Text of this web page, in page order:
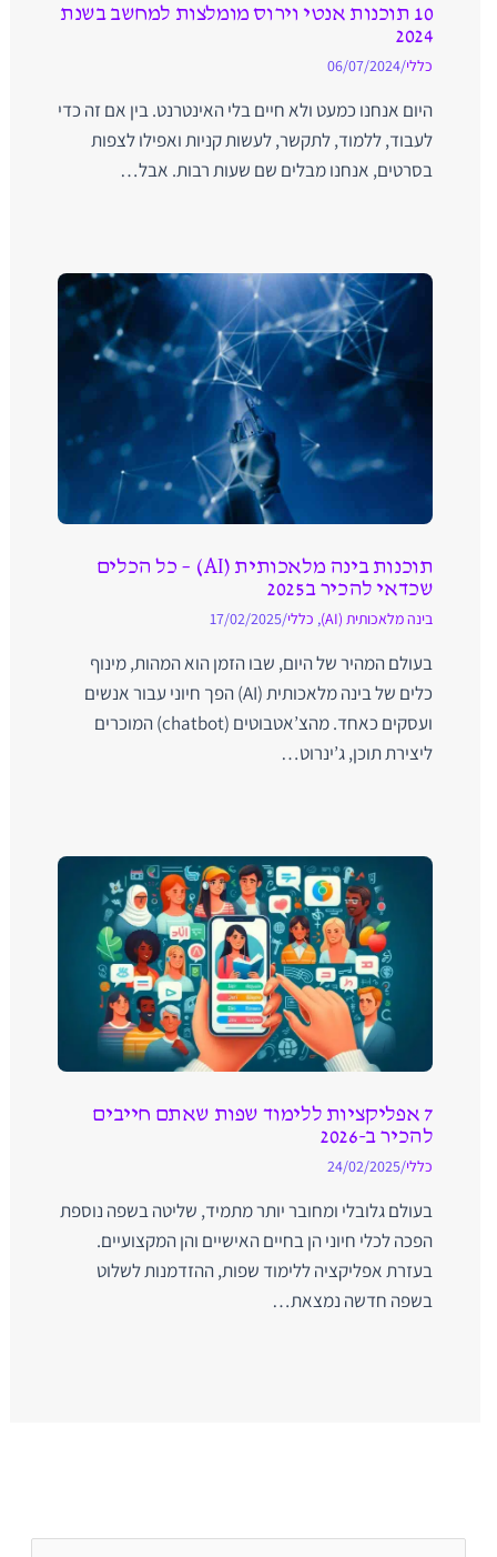
10 תוכנות אנטי וירוס מומלצות למחשב בשנת
2024
כללי/
06/07/2024
היום אנחנו כמעט ולא חיים בלי האינטרנט. בין אם זה כדי
לעבוד, ללמוד, לתקשר, לעשות קניות ואפילו לצפות
בסרטים, אנחנו מבלים שם שעות רבות. אבל…
תוכנות בינה מלאכותית (AI) – כל הכלים
שכדאי להכיר ב2025
בינה מלאכותית (AI) , כללי/
17/02/2025
בעולם המהיר של היום, שבו הזמן הוא המהות, מינוף
כלים של בינה מלאכותית (AI) הפך חיוני עבור אנשים
ועסקים כאחד. מהצ’אטבוטים (chatbot) המוכרים
ליצירת תוכן, ג’ינרוט…
7 אפליקציות ללימוד שפות שאתם חייבים
להכיר ב-2026
כללי/
24/02/2025
בעולם גלובלי ומחובר יותר מתמיד, שליטה בשפה נוספת
הפכה לכלי חיוני הן בחיים האישיים והן המקצועיים.
בעזרת אפליקציה ללימוד שפות, ההזדמנות לשלוט
בשפה חדשה נמצאת…